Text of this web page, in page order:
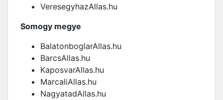
VeresegyhazAllas.hu
Somogy megye
BalatonboglarAllas.hu
BarcsAllas.hu
KaposvarAllas.hu
MarcaliAllas.hu
NagyatadAllas.hu